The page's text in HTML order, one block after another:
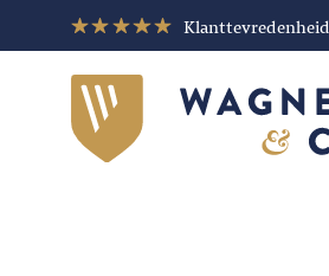
Klanttevredenheid